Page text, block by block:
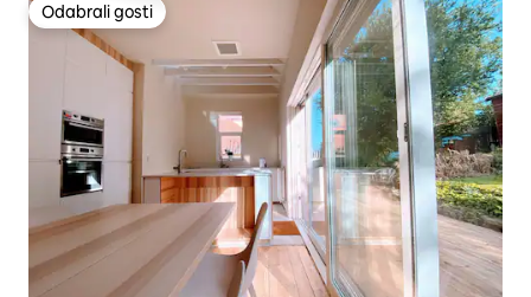
Odabrali gosti
Odabrali gosti